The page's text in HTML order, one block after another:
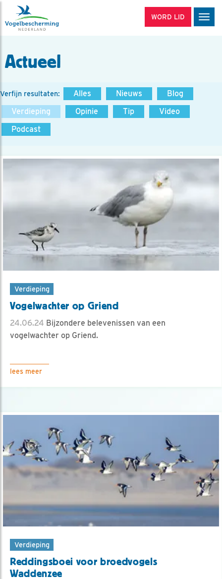
WORD LID
Actueel
Verfijn resultaten: Alles Nieuws
Blog
Verdieping
Opinie Tip
Video
Podcast
Verdieping
Vogelwachter op Griend
24.06.24 Bijzondere belevenissen van een
vogelwachter op Griend.
lees meer
Verdieping
Reddingsboei voor broedvogels
Waddenzee